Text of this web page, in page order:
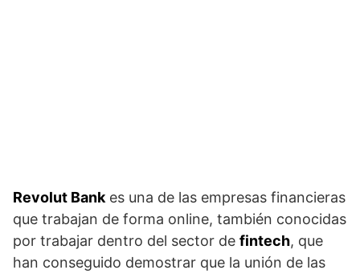
Revolut Bank es una de las empresas financieras
que trabajan de forma online, también conocidas
por trabajar dentro del sector de fintech, que
han conseguido demostrar que la unión de las